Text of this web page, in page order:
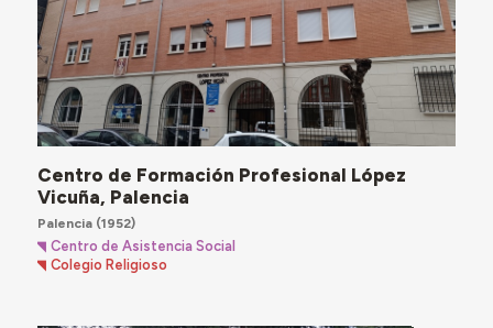
Centro de Formación Profesional López
Vicuña, Palencia
Palencia(1952)
Centro de Asistencia Social
Colegio Religioso